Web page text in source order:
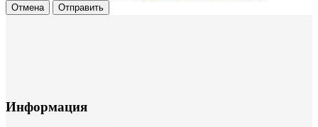
Отмена Отправить
Информация